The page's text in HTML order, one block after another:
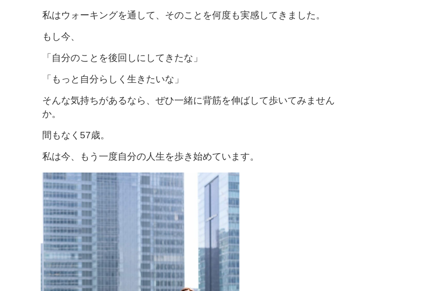
私はウォーキングを通して、そのことを何度も実感してきました。
もし今、
「自分のことを後回しにしてきたな」
「もっと自分らしく生きたいな」
そんな気持ちがあるなら、ぜひ一緒に背筋を伸ばして歩いてみません
か。
間もなく57歳。
私は今、もう一度自分の人生を歩き始めています。